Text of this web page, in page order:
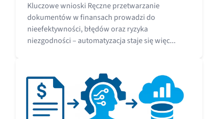
Kluczowe wnioski Ręczne przetwarzanie
dokumentów w finansach prowadzi do
nieefektywności, błędów oraz ryzyka
niezgodności – automatyzacja staje się więc...